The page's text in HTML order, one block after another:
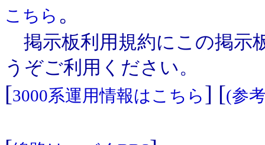
こちら 。
掲示板利用規約にこの掲示
うぞご利用ください。
[3000系運用情報はこちら] [(参